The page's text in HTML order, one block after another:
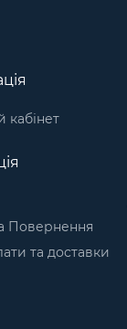
кабінет
Повернення
та доставки